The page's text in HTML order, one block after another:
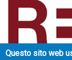
Questo sito web